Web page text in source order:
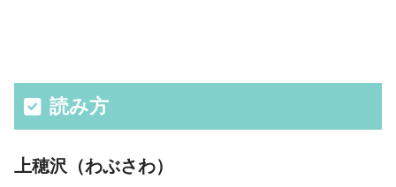
読み方
上穂沢（わぶさわ）